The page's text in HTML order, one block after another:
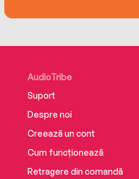
AudioTribe
Suport
Despre noi
Creează un cont
Cum funcționează
Retragere din comandă